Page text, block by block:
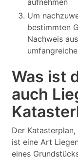
aufnehmen
Um
bestimmten
Nachweis
Was ist
auch
Der
ist eine Art
eines